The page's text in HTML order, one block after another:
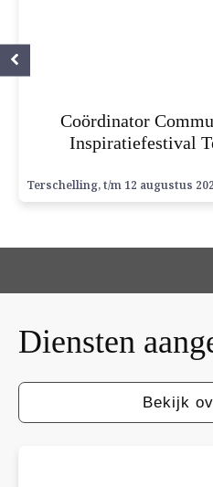
Coördinator
Inspiratiefestival
Terschelling, t/m 12 augustus
Diensten
Bekijk